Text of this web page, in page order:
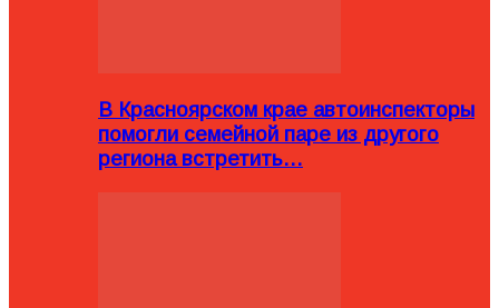
В Красноярском крае автоинспекторы
помогли семейной паре из другого
региона встретить…